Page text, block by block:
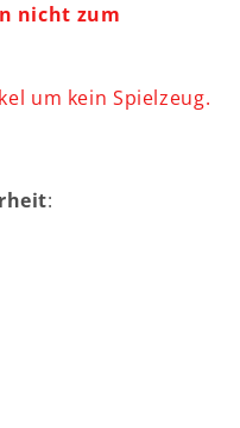
nicht zum
um kein Spielzeug.
: